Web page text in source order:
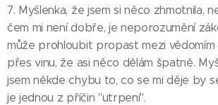
7. Myšlenka, že jsem si něco zhmotnila,
čem mi není dobře, je neporozumění
může prohloubit propast mezi vědomím
přes vinu, že asi něco dělám špatně.
jsem někde chybu to, co se mi děje by
je jednou z příčin "utrpení".